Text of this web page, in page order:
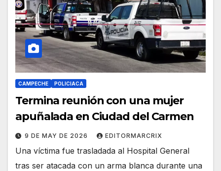
CAMPECHE POLICIACA
Termina reunión con una mujer
apuñalada en Ciudad del Carmen
9 DE MAY DE 2026 EDITORMARCRIX
Una víctima fue trasladada al Hospital General
tras ser atacada con un arma blanca durante una